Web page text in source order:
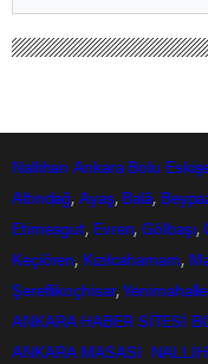
Nallıhan Ankara Bolu
Altındağ,Ayaş, Balâ,
Etimesgut, Evren,Gölbaşı,
Keçiören, Kızılcahamam,
Şereflikoçhisar,Yenimahalle
ANKARA HABER SİTESİ
ANKARA MASASI